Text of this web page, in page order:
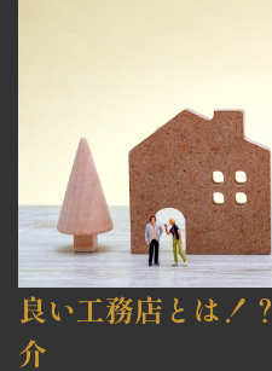
良い工務店とは！？
介